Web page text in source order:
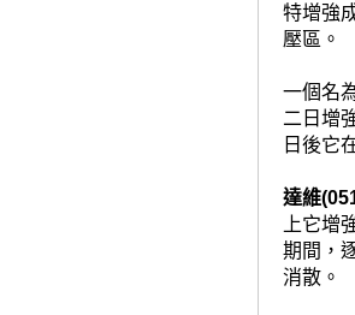
特增強
壓區。
一個名
二日增
日後它
達維
上它增
期間，
消散。